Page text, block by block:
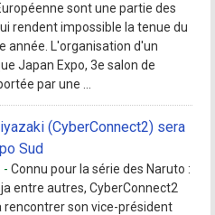
sont une partie des
rendent impossible la tenue du
année. L'organisation d'un
Japan Expo, 3e salon de
par une ...
(CyberConnect2) sera
Sud
-Connu pour la série des Naruto :
entre autres, CyberConnect2
rencontrer son vice-président